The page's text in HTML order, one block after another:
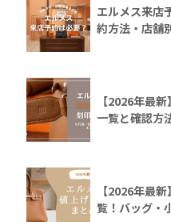
エルメス来店
約方法・店舗
【2026年最
一覧と確認方
【2026年最
覧！バッグ・